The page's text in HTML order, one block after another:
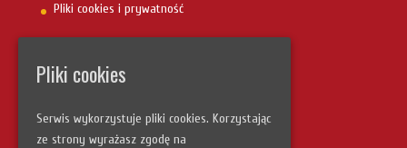
Pliki cookies i prywatność
Szybka nawigacja:
Uczestnicy szkoleń
Pliki cookies
Serwis wykorzystuje pliki cookies. Korzystając
ze strony wyrażasz zgodę na